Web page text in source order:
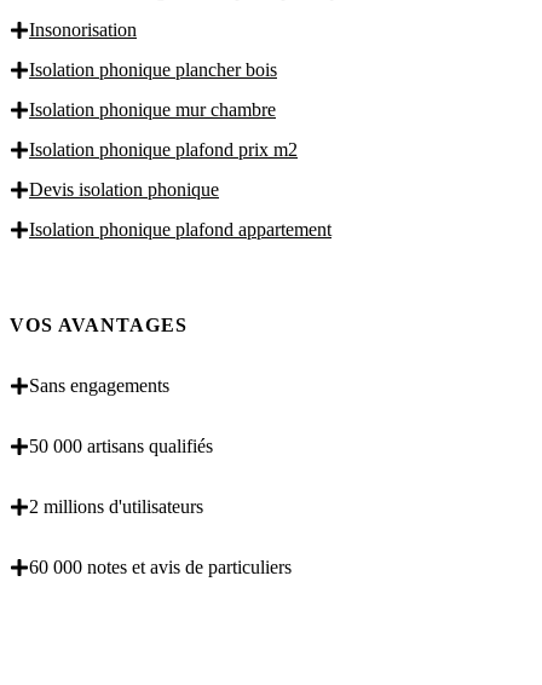
Insonorisation
Isolation phonique plancher bois
Isolation phonique mur chambre
Isolation phonique plafond prix m2
Devis isolation phonique
Isolation phonique plafond appartement
VOS AVANTAGES
Sans engagements
50 000 artisans qualifiés
2 millions d'utilisateurs
60 000 notes et avis de particuliers